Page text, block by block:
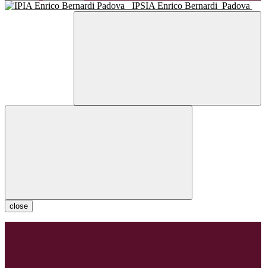
IPSIA Enrico Bernardi Padova
close